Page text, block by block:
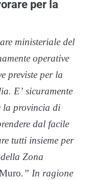
per la
ministeriale del
operative
previste per la
E’ sicuramente
la provincia di
dal facile
tutti insieme per
Zona
.” In ragione